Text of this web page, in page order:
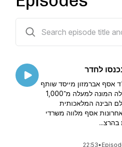
לחדר
אסף אברמזון מייסד שותף
של קהילת Legal Mind, קהילה המונה למעלה מ־1,000
הבינה המלאכותית
אסף מלווה משרדי
בהרצ...
•
22:53